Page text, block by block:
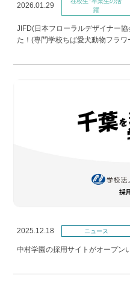
2026.01.29
躍
JIFD(日本フローラルデザイナー
た！(専門学校ちば愛犬動物フラワ
2025.12.18 ニュース
中村学園の採用サイトがオープン